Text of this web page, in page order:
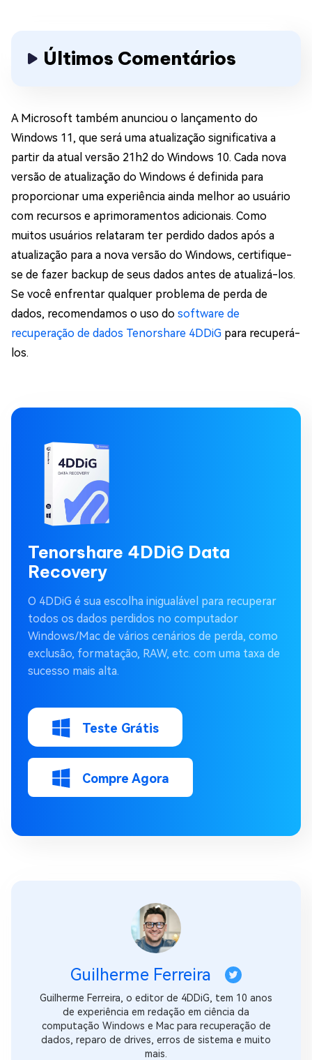
Últimos Comentários
A Microsoft também anunciou o lançamento do
Windows 11, que será uma atualização significativa a
partir da atual versão 21h2 do Windows 10. Cada nova
versão de atualização do Windows é definida para
proporcionar uma experiência ainda melhor ao usuário
com recursos e aprimoramentos adicionais. Como
muitos usuários relataram ter perdido dados após a
atualização para a nova versão do Windows, certifique-
se de fazer backup de seus dados antes de atualizá-los.
Se você enfrentar qualquer problema de perda de
dados, recomendamos o uso do software de
recuperação de dados Tenorshare 4DDiG para recuperá-
los.
Tenorshare 4DDiG Data
Recovery
O 4DDiG é sua escolha inigualável para recuperar
todos os dados perdidos no computador
Windows/Mac de vários cenários de perda, como
exclusão, formatação, RAW, etc. com uma taxa de
sucesso mais alta.
Teste Grátis
Compre Agora
Guilherme Ferreira
Guilherme Ferreira, o editor de 4DDiG, tem 10 anos
de experiência em redação em ciência da
computação Windows e Mac para recuperação de
dados, reparo de drives, erros de sistema e muito
mais.